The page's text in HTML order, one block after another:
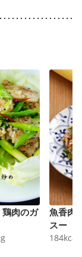
肉のガ
g
魚香肉
スー
184kcal